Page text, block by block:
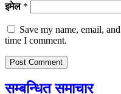
इमेल *
Save my name, email,
time I comment.
सम्बन्धित समाचार